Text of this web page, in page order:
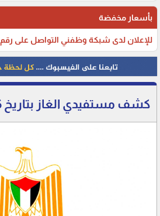
بأسعار مخفضة
للإعلان لدى شبكة وظفني التواصل على رقم 0567808918
كشف مستفيدي الغاز بتاريخ 21/03/2026